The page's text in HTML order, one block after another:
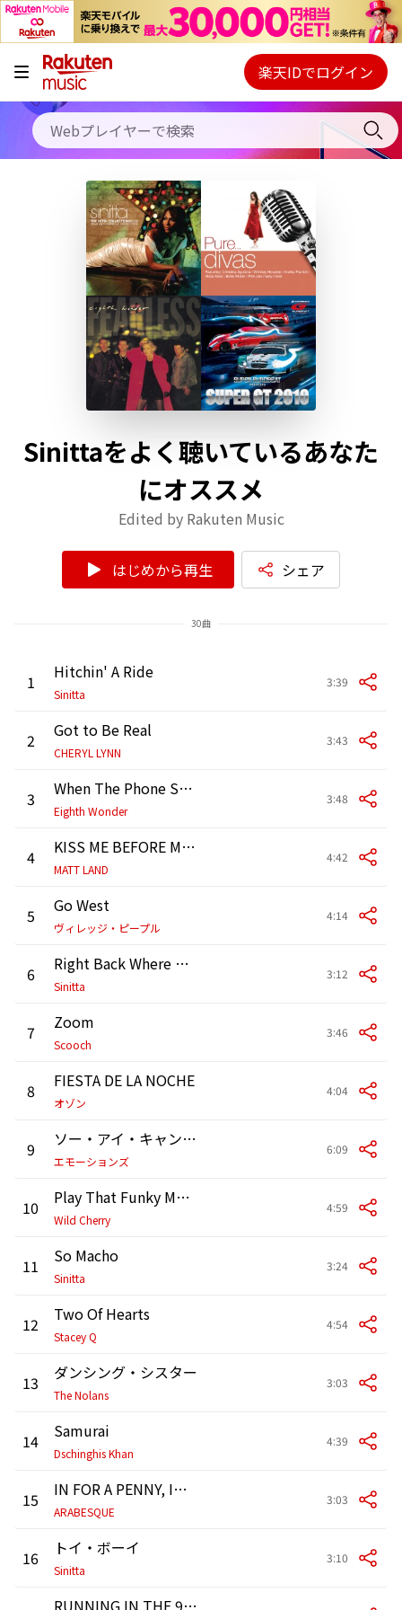
キャンペーン
料金プラン
使い方
初回30日間無料お試し
Webプレイヤー
ご契約内容の確認・変更
楽天IDでログイン
Sinittaをよく聴いているあなた
にオススメ
Edited by Rakuten Music
はじめから再生 シェア
30曲
1 Hitchin' A Ride
Sinitta
3:39
2 Got to Be Real
CHERYL LYNN
3:43
3 When The Phone Stops Ringing
Eighth Wonder
3:48
4 KISS ME BEFORE MIDNIGHT
MATT LAND
4:42
5 Go West
ヴィレッジ・ピープル
4:14
6 Right Back Where We Started From
Sinitta
3:12
7 Zoom
Scooch
3:46
8 FIESTA DE LA NOCHE
オゾン
4:04
9 ソー・アイ・キャン・ラヴ・ユー
エモーションズ
6:09
10 Play That Funky Music
Wild Cherry
4:59
11 So Macho
Sinitta
3:24
12 Two Of Hearts
Stacey Q
4:54
13 ダンシング・シスター
The Nolans
3:03
14 Samurai
Dschinghis Khan
4:39
15 IN FOR A PENNY, IN FOR A POUND
ARABESQUE
3:03
16 トイ・ボーイ
Sinitta
3:10
RUNNING IN THE 90'S